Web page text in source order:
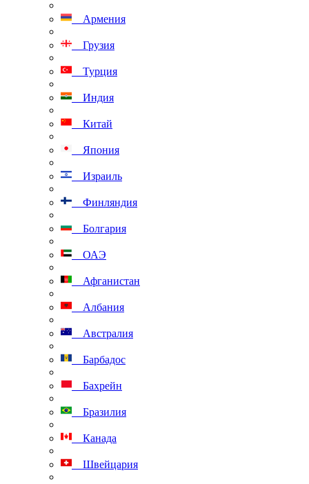
Армения
Грузия
Турция
Индия
Китай
Япония
Израиль
Финляндия
Болгария
ОАЭ
Афганистан
Албания
Австралия
Барбадос
Бахрейн
Бразилия
Канада
Швейцария